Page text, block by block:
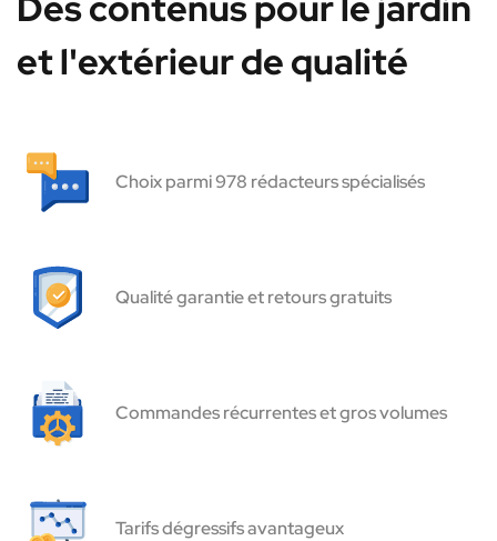
et l'extérieur de qualité
Choix parmi 978 rédacteurs spécialisés
Qualité garantie et retours gratuits
Commandes récurrentes et gros volumes
Tarifs dégressifs avantageux